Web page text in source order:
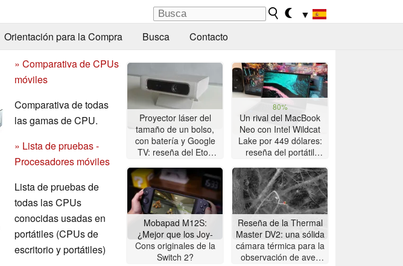
▼
Orientación para la Compra Busca Contacto
» Comparativa de CPUs
móviles
Comparativa de todas
las gamas de CPU.
» Lista de pruebas -
Procesadores móviles
Lista de pruebas de
todas las CPUs
conocidas usadas en
portátiles (CPUs de
escritorio y portátiles)
Proyector láser del
tamaño de un bolso,
con batería y Google
TV: reseña del Etoe
80%
Un rival del MacBook
Neo con Intel Wildcat
Lake por 449 dólares:
reseña del portátil
Mobapad M12S:
¿Mejor que los Joy-
Cons originales de la
Switch 2?
Reseña de la Thermal
Master DV2: una sólida
cámara térmica para la
observación de aves